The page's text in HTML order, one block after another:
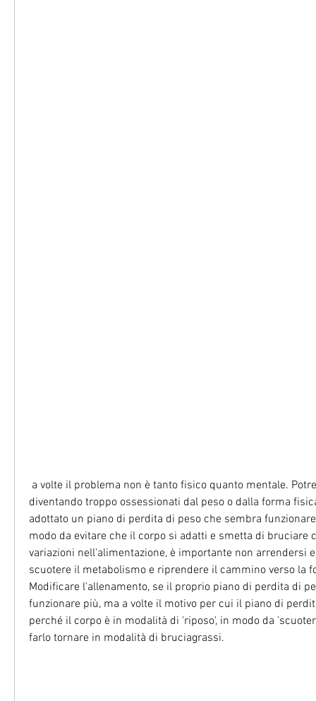
diventando troppo ossessionati dal peso o dalla forma
adottato un piano di perdita di peso che sembra
modo da evitare che il corpo si adatti e smetta di bruciare
variazioni nell'alimentazione, è importante non arrendersi
scuotere il metabolismo e riprendere il cammino verso la
Modificare l'allenamento, se il proprio piano di perdita di
funzionare più, ma a volte il motivo per cui il piano di
perché il corpo è in modalità di 'riposo', in modo da
farlo tornare in modalità di bruciagrassi.